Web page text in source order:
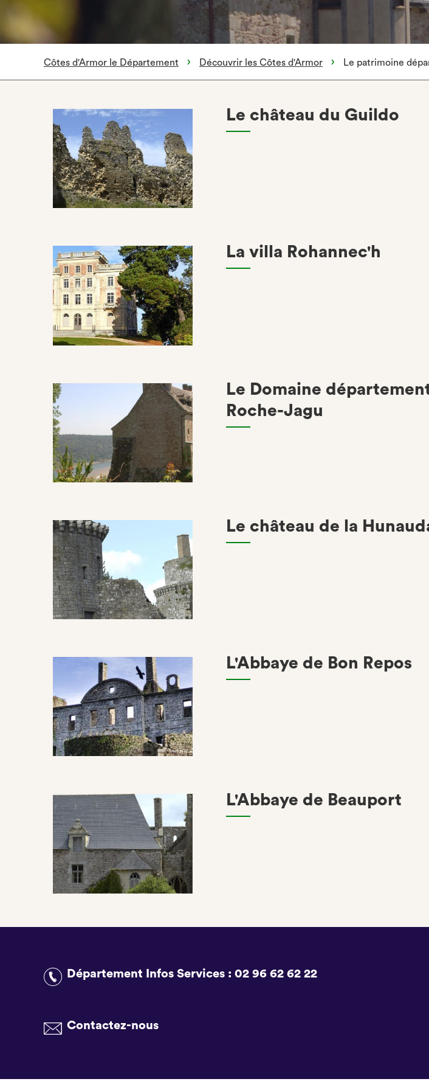
Côtes d'Armor le Département Découvrir les Côtes d'Armor Le patrimoine
Le château du Guildo
La villa Rohannec'h
Le Domaine
Roche-Jagu
Le château de la
L'Abbaye de Bon Repos
L'Abbaye de Beauport
Département Infos Services : 02 96 62 62 22
Contactez-nous